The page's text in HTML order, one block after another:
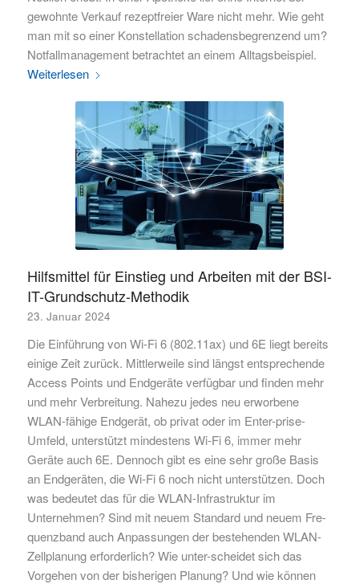
gewohnte Verkauf rezeptfreier Ware nicht mehr. Wie geht
man mit so einer Konstellation schadensbegrenzend um?
Notfallmanagement betrachtet an einem Alltagsbeispiel.
Weiterlesen
Hilfsmittel für Einstieg und Arbeiten mit der BSI-
IT-Grundschutz-Methodik
23. Januar 2024
Die Einführung von Wi-Fi 6 (802.11ax) und 6E liegt bereits
einige Zeit zurück. Mittlerweile sind längst entsprechende
Access Points und Endgeräte verfügbar und finden mehr
und mehr Verbreitung. Nahezu jedes neu erworbene
WLAN-fähige Endgerät, ob privat oder im Enter-prise-
Umfeld, unterstützt mindestens Wi-Fi 6, immer mehr
Geräte auch 6E. Dennoch gibt es eine sehr große Basis
an Endgeräten, die Wi-Fi 6 noch nicht unterstützen. Doch
was bedeutet das für die WLAN-Infrastruktur im
Unternehmen? Sind mit neuem Standard und neuem Fre-
quenzband auch Anpassungen der bestehenden WLAN-
Zellplanung erforderlich? Wie unter-scheidet sich das
Vorgehen von der bisherigen Planung? Und wie können